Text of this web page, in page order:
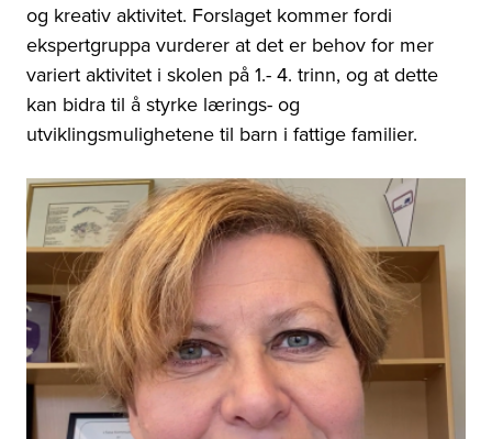
og kreativ aktivitet. Forslaget kommer fordi
ekspertgruppa vurderer at det er behov for mer
variert aktivitet i skolen på 1.- 4. trinn, og at dette
kan bidra til å styrke lærings- og
utviklingsmulighetene til barn i fattige familier.